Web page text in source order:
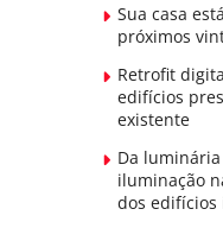
Sua casa
próximos
Retrofit
edifícios
existente
Da
iluminação
dos